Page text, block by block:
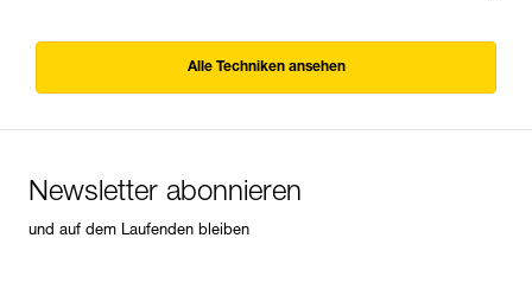
Alle Techniken ansehen
Newsletter abonnieren
und auf dem Laufenden bleiben